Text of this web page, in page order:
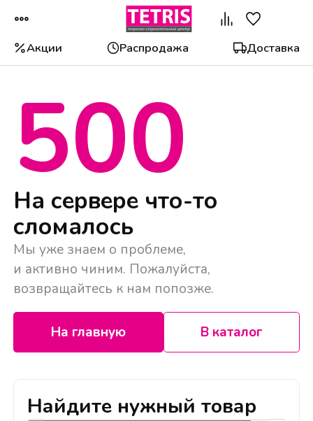
Акции Распродажа Доставка
500
На сервере что-то
сломалось
Мы уже знаем о проблеме,
и активно чиним. Пожалуйста,
возвращайтесь к нам попозже.
На главную В каталог
Найдите нужный товар